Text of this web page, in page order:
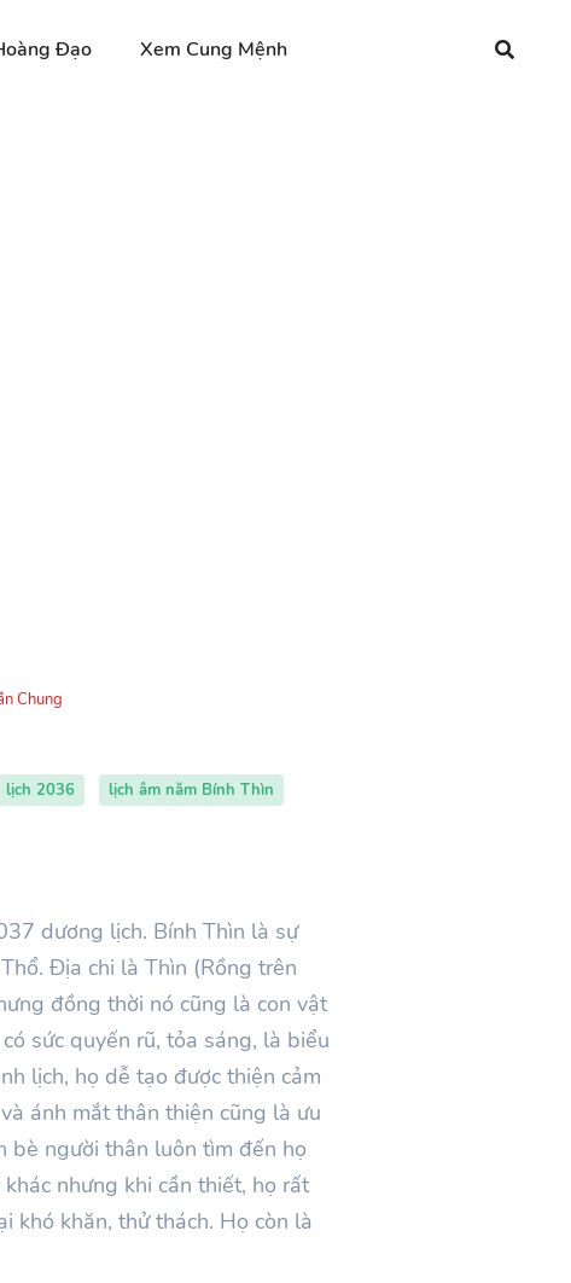
Đạo Xem Cung Mệnh
Chung
lịch 2036
lịch âm năm Bính Thìn
dương lịch. Bính Thìn là sự
Thổ. Địa chi là Thìn (Rồng trên
đồng thời nó cũng là con vật
sức quyến rũ, tỏa sáng, là biểu
lịch, họ dễ tạo được thiện cảm
ánh mắt thân thiện cũng là ưu
bè người thân luôn tìm đến họ
nhưng khi cần thiết, họ rất
khó khăn, thử thách. Họ còn là